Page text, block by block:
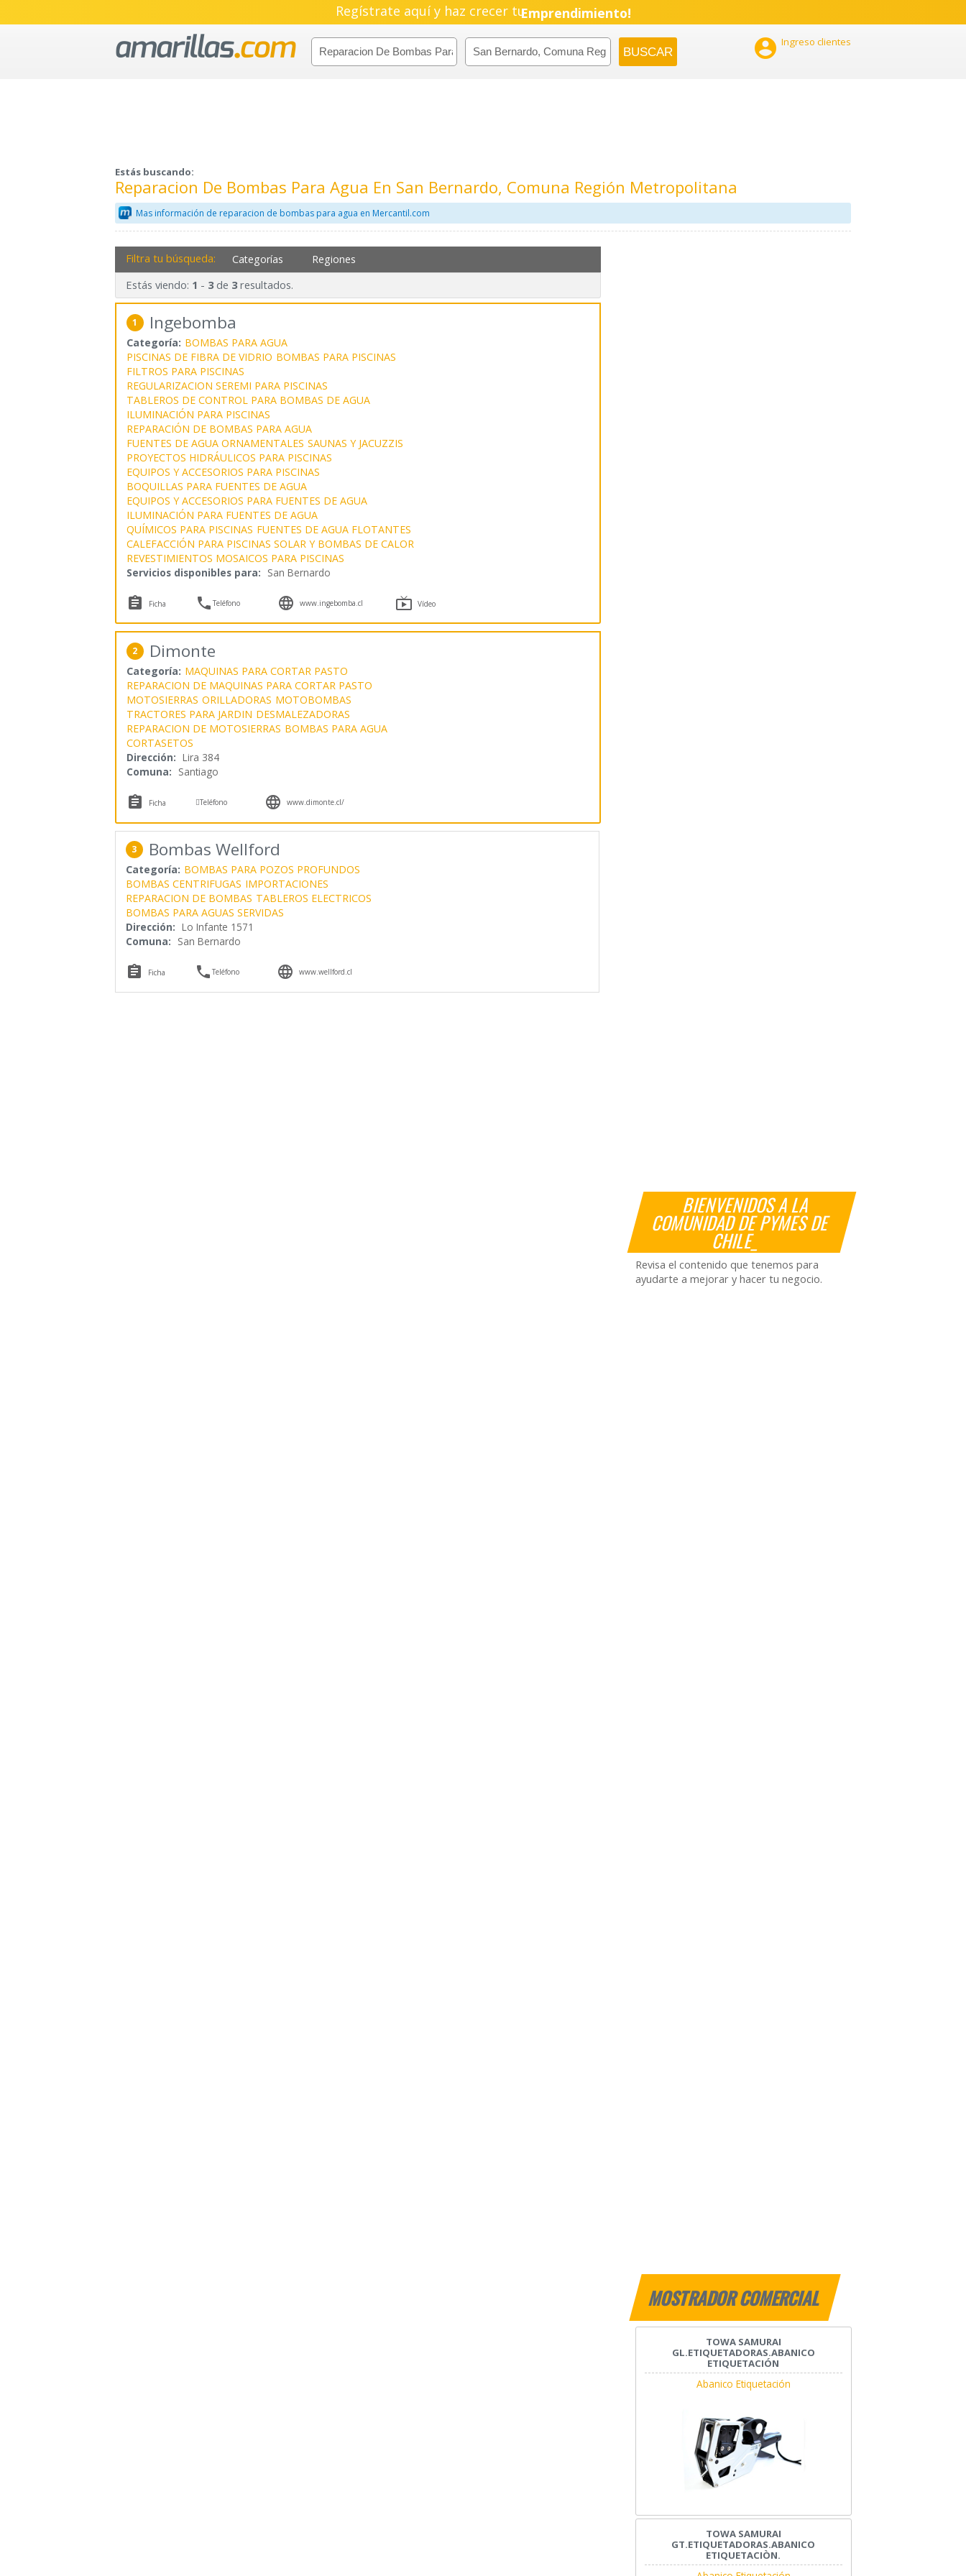
Regístrate aquí y haz crecer tuPyme!
Emprendimiento!
 Ingreso clientes
Estás buscando:
Reparacion De Bombas Para Agua En San Bernardo, Comuna Región Metropolitana
Mas información de reparacion de bombas para agua en Mercantil.com
BIENVENIDOS A LA
COMUNIDAD DE PYMES DE
CHILE_
Revisa el contenido que tenemos para
ayudarte a mejorar y hacer tu negocio.
MOSTRADOR COMERCIAL
TOWA SAMURAI
GL.ETIQUETADORAS.ABANICO
ETIQUETACIÓN
Abanico Etiquetación
TOWA SAMURAI
GT.ETIQUETADORAS.ABANICO
ETIQUETACIÒN.
Filtra tu búsqueda: Categorías Regiones
Estás viendo: 1 - 3de 3resultados.
1 Ingebomba
Categoría: BOMBAS PARA AGUA
PISCINAS DE FIBRA DE VIDRIO BOMBAS PARA PISCINAS
FILTROS PARA PISCINAS
REGULARIZACION SEREMI PARA PISCINAS
TABLEROS DE CONTROL PARA BOMBAS DE AGUA
ILUMINACIÓN PARA PISCINAS
REPARACIÓN DE BOMBAS PARA AGUA
FUENTES DE AGUA ORNAMENTALES SAUNAS Y JACUZZIS
PROYECTOS HIDRÁULICOS PARA PISCINAS
EQUIPOS Y ACCESORIOS PARA PISCINAS
BOQUILLAS PARA FUENTES DE AGUA
EQUIPOS Y ACCESORIOS PARA FUENTES DE AGUA
ILUMINACIÓN PARA FUENTES DE AGUA
QUÍMICOS PARA PISCINAS FUENTES DE AGUA FLOTANTES
CALEFACCIÓN PARA PISCINAS SOLAR Y BOMBAS DE CALOR
REVESTIMIENTOS MOSAICOS PARA PISCINAS
Servicios disponibles para: San Bernardo
 Ficha Teléfono  www.ingebomba.cl  Vídeo
2 Dimonte
Categoría: MAQUINAS PARA CORTAR PASTO
REPARACION DE MAQUINAS PARA CORTAR PASTO
MOTOSIERRAS ORILLADORAS MOTOBOMBAS
TRACTORES PARA JARDIN DESMALEZADORAS
REPARACION DE MOTOSIERRAS BOMBAS PARA AGUA
CORTASETOS
Dirección: Lira 384
Comuna: Santiago
 Ficha Teléfono  www.dimonte.cl/
3 Bombas Wellford
Categoría: BOMBAS PARA POZOS PROFUNDOS
BOMBAS CENTRIFUGAS IMPORTACIONES
REPARACION DE BOMBAS TABLEROS ELECTRICOS
BOMBAS PARA AGUAS SERVIDAS
Dirección: Lo Infante 1571
Comuna: San Bernardo
 Ficha Teléfono  www.wellford.cl